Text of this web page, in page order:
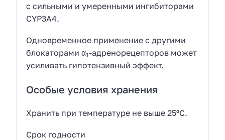
с сильными и умеренными ингибиторами
CYP3A4.
Одновременное применение с другими
блокаторами α1-адренорецепторов может
усиливать гипотензивный эффект.
Особые условия хранения
Хранить при температуре не выше 25ºC.
Срок годности